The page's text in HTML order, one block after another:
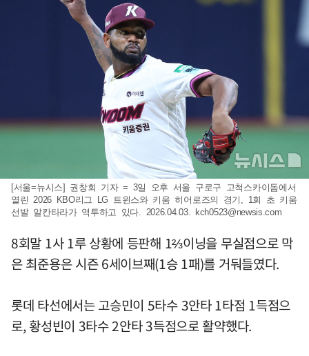
[서울=뉴시스] 권창회 기자 = 3일 오후 서울 구로구 고척스카이돔에서
열린 2026 KBO리그 LG 트윈스와 키움 히어로즈의 경기, 1회 초 키움
선발 알칸타라가 역투하고 있다. 2026.04.03.
kch0523@newsis.com
8회말 1사 1루 상황에 등판해 1⅔이닝을 무실점으로 막
은 최준용은 시즌 6세이브째(1승 1패)를 거둬들였다.
롯데 타선에서는 고승민이 5타수 3안타 1타점 1득점으
로, 황성빈이 3타수 2안타 3득점으로 활약했다.